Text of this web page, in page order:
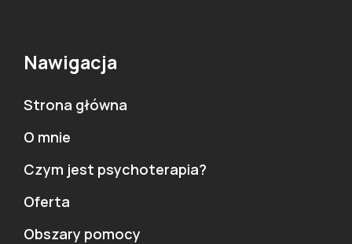
Nawigacja
Strona główna
O mnie
Czym jest psychoterapia?
Oferta
Obszary pomocy